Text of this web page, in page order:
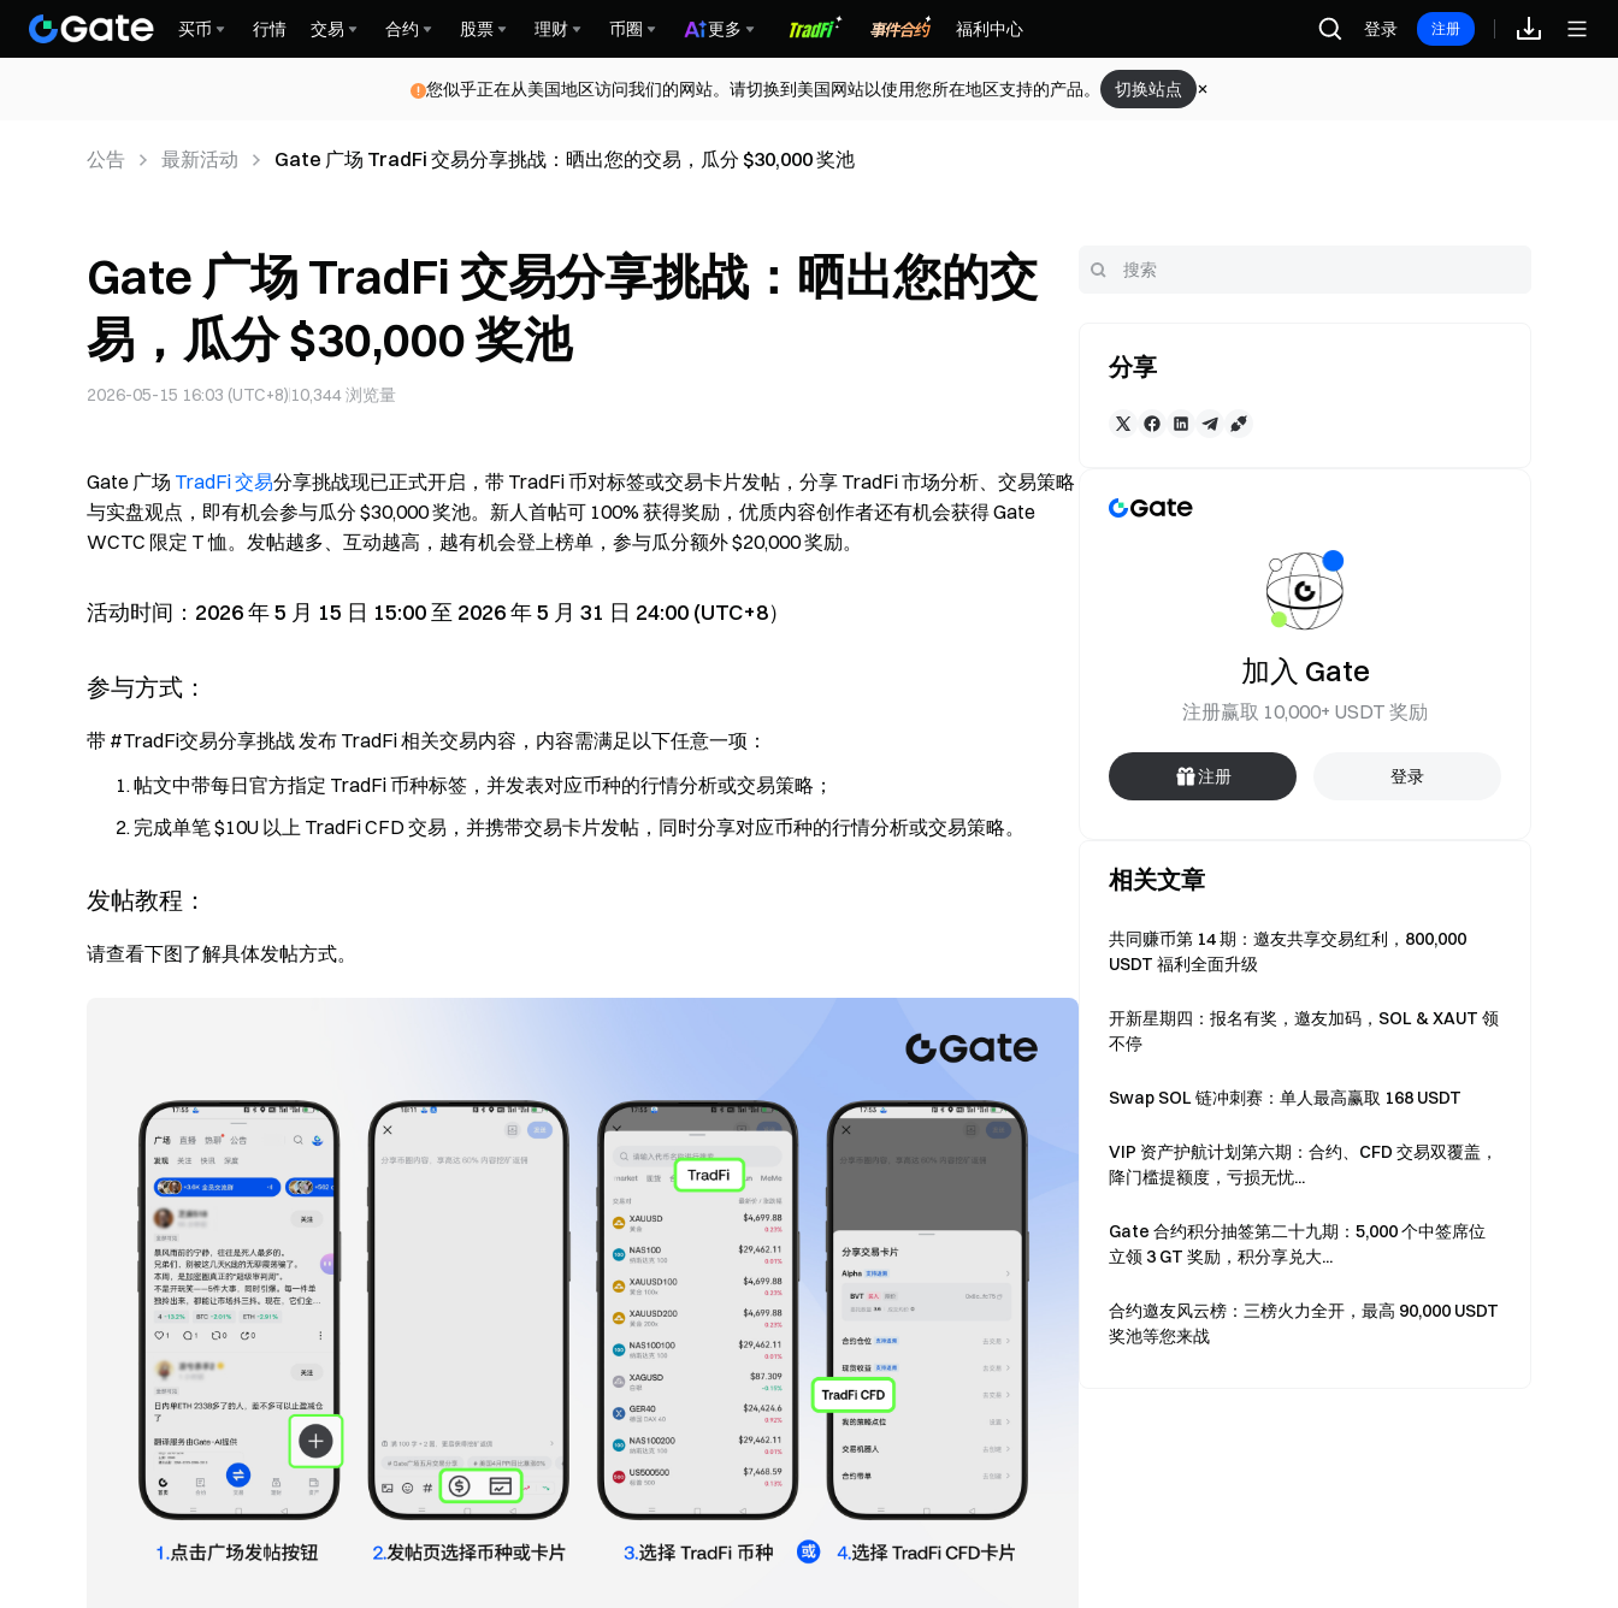
买币 行情 交易 合约 股票 理财 币圈 更多 福利中心 登录 注册
您似乎正在从美国地区访问我们的网站。请切换到美国网站以使用您所在地区支持的产品。 切换站点
公告 最新活动 Gate 广场 TradFi 交易分享挑战：晒出您的交易，瓜分 $30,000 奖池
Gate 广场 TradFi 交易分享挑战：晒出您的交
易，瓜分 $30,000 奖池
2026-05-15 16:03 (UTC+8) 10,344浏览量
Gate 广场 TradFi 交易分享挑战现已正式开启，带 TradFi 币对标签或交易卡片发帖，分享 TradFi 市场分析、交易策略
与实盘观点，即有机会参与瓜分 $30,000 奖池。新人首帖可 100% 获得奖励，优质内容创作者还有机会获得 Gate
WCTC 限定 T 恤。发帖越多、互动越高，越有机会登上榜单，参与瓜分额外 $20,000 奖励。
活动时间：2026 年 5 月 15 日 15:00 至 2026 年 5 月 31 日 24:00 (UTC+8）
参与方式：
带 #TradFi交易分享挑战 发布 TradFi 相关交易内容，内容需满足以下任意一项：
帖文中带每日官方指定 TradFi 币种标签，并发表对应币种的行情分析或交易策略；
完成单笔 $10U 以上 TradFi CFD 交易，并携带交易卡片发帖，同时分享对应币种的行情分析或交易策略。
发帖教程：
请查看下图了解具体发帖方式。
分享
加入 Gate
注册赢取 10,000+ USDT 奖励
注册 登录
相关文章
共同赚币第 14 期：邀友共享交易红利，800,000
USDT 福利全面升级
开新星期四：报名有奖，邀友加码，SOL & XAUT 领
不停
Swap SOL 链冲刺赛：单人最高赢取 168 USDT
VIP 资产护航计划第六期：合约、CFD 交易双覆盖，
降门槛提额度，亏损无忧...
Gate 合约积分抽签第二十九期：5,000 个中签席位
立领 3 GT 奖励，积分享兑大...
合约邀友风云榜：三榜火力全开，最高 90,000 USDT
奖池等您来战